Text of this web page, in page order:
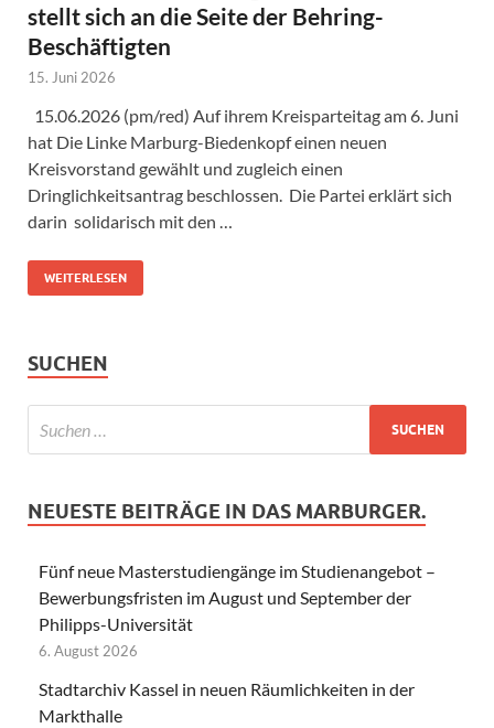
stellt sich an die Seite der Behring-
Beschäftigten
15. Juni 2026
15.06.2026 (pm/red) Auf ihrem Kreisparteitag am 6. Juni
hat Die Linke Marburg-Biedenkopf einen neuen
Kreisvorstand gewählt und zugleich einen
Dringlichkeitsantrag beschlossen. Die Partei erklärt sich
darin solidarisch mit den …
WEITERLESEN
SUCHEN
NEUESTE BEITRÄGE IN DAS MARBURGER.
Fünf neue Masterstudiengänge im Studienangebot –
Bewerbungsfristen im August und September der
Philipps-Universität
6. August 2026
Stadtarchiv Kassel in neuen Räumlichkeiten in der
Markthalle